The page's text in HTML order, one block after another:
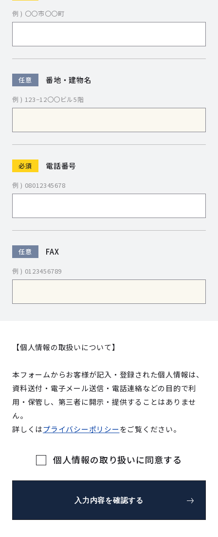
例 ) 〇〇市〇〇町
任意 番地・建物名
例 ) 123−12〇〇ビル5階
必須 電話番号
例 ) 08012345678
任意 FAX
例 ) 0123456789
【個人情報の取扱いについて】
本フォームからお客様が記入・登録された個人情報は、
資料送付・電子メール送信・電話連絡などの目的で利
用・保管し、第三者に開示・提供することはありませ
ん。
詳しくはプライバシーポリシーをご覧ください。
個人情報の取り扱いに同意する
入力内容を確認する